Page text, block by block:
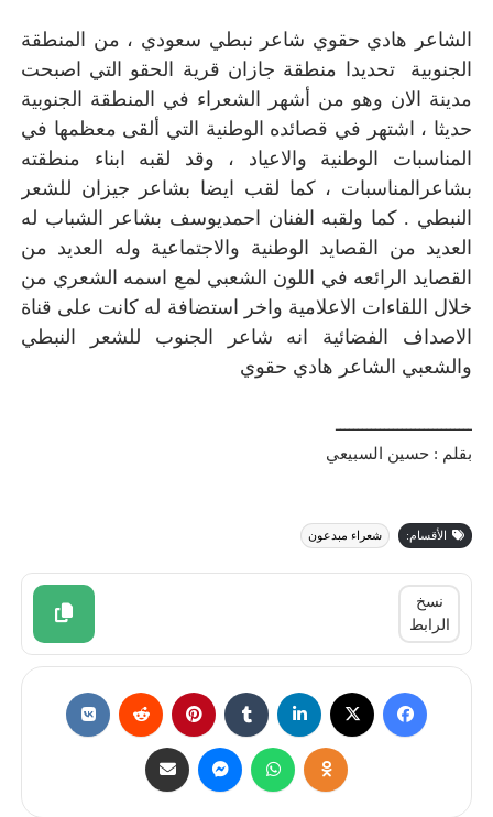
الشاعر هادي حقوي شاعر نبطي سعودي ، من المنطقة
الجنوبية تحديدا منطقة جازان قرية الحقو التي اصبحت
مدينة الان وهو من أشهر الشعراء في المنطقة الجنوبية
حديثا ، اشتهر في قصائده الوطنية التي ألقى معظمها في
المناسبات الوطنية والاعياد ، وقد لقبه ابناء منطقته
بشاعرالمناسبات ، كما لقب ايضا بشاعر جيزان للشعر
النبطي . كما ولقبه الفنان احمديوسف بشاعر الشباب له
العديد من القصايد الوطنية والاجتماعية وله العديد من
القصايد الرائعه في اللون الشعبي لمع اسمه الشعري من
خلال اللقاءات الاعلامية واخر استضافة له كانت على قناة
الاصداف الفضائية انه شاعر الجنوب للشعر النبطي
والشعبي الشاعر هادي حقوي
ـــــــــــــــــــــــــــــــ
بقلم : حسين السبيعي
الأقسام: شعراء مبدعون
نسخ
الرابط